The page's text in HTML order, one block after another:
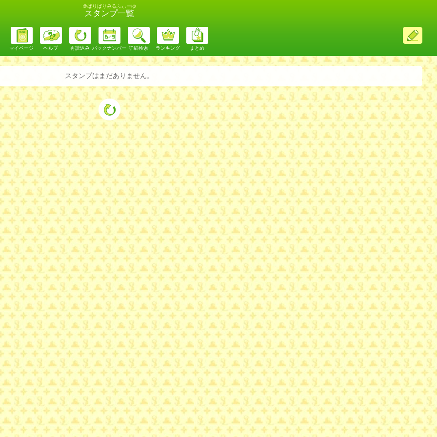
＠ぱりぱりみるふぃーゆ
スタンプ一覧
ス
レ
投
マイページ ヘルプ 再読込み バックナンバー 詳細検索 ランキング まとめ
スタンプはまだありません。